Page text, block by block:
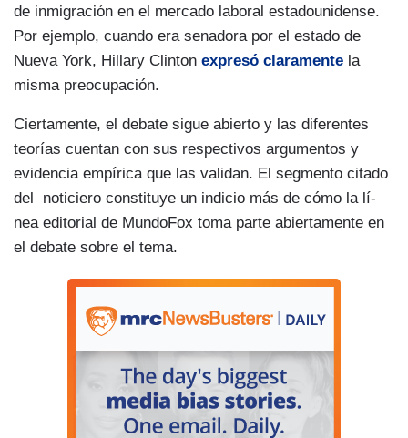
de inmigración en el mercado laboral estadounidense.
Por ejemplo, cuando era senadora por el estado de
Nueva York, Hillary Clinton expresó claramente la
misma preocupación.
Ciertamente, el debate sigue abierto y las diferentes
teorí­as cuentan con sus respectivos argumentos y
evidencia empí­rica que las validan. El segmento citado
del noticiero constituye un indicio más de cómo la lí­
nea editorial de MundoFox toma parte abiertamente en
el debate sobre el tema.